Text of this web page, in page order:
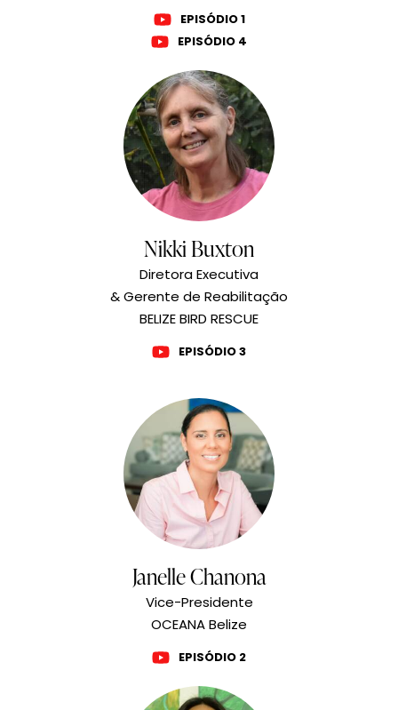
EPISÓDIO 1
EPISÓDIO 4
Nikki Buxton
Diretora Executiva
& Gerente de Reabilitação
BELIZE BIRD RESCUE
EPISÓDIO 3
Janelle Chanona
Vice-Presidente
OCEANA Belize
EPISÓDIO 2